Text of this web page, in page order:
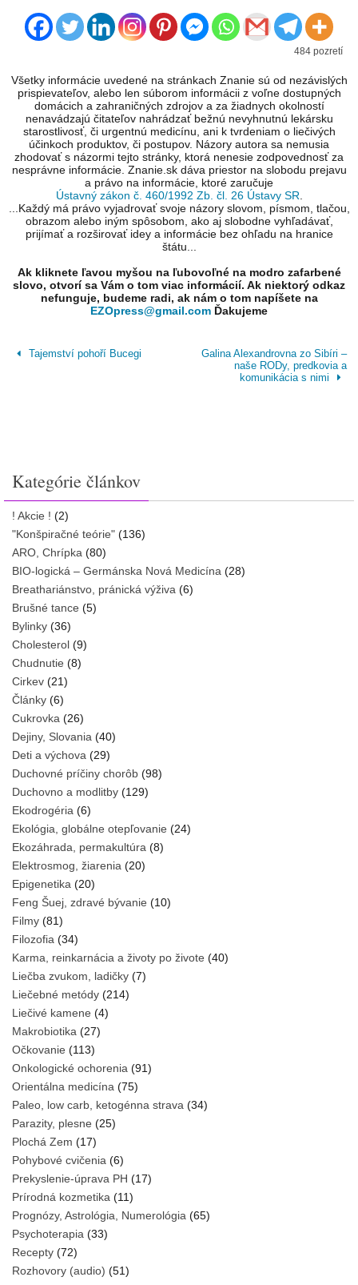
484 pozretí
Všetky informácie uvedené na stránkach Znanie sú od nezávislých
prispievateľov, alebo len súborom informácii z voľne dostupných
domácich a zahraničných zdrojov a za žiadnych okolností
nenavádzajú čitateľov nahrádzať bežnú nevyhnutnú lekársku
starostlivosť, či urgentnú medicínu, ani k tvrdeniam o liečivých
účinkoch produktov, či postupov. Názory autora sa nemusia
zhodovať s názormi tejto stránky, ktorá nenesie zodpovednosť za
nesprávne informácie. Znanie.sk dáva priestor na slobodu prejavu
a právo na informácie, ktoré zaručuje
Ústavný zákon č. 460/1992 Zb. čl. 26 Ústavy SR.
...Každý má právo vyjadrovať svoje názory slovom, písmom, tlačou,
obrazom alebo iným spôsobom, ako aj slobodne vyhľadávať,
prijímať a rozširovať idey a informácie bez ohľadu na hranice
štátu...
Ak kliknete ľavou myšou na ľubovoľné na modro zafarbené
slovo, otvorí sa Vám o tom viac informácií. Ak niektorý odkaz
nefunguje, budeme radi, ak nám o tom napíšete na
EZOpress@gmail.com Ďakujeme
Tajemství pohoří Bucegi
Galina Alexandrovna zo Sibíri –
naše RODy, predkovia a
komunikácia s nimi
Kategórie článkov
! Akcie ! (2)
"Konšpiračné teórie" (136)
ARO, Chrípka (80)
BIO-logická – Germánska Nová Medicína (28)
Breathariánstvo, pránická výživa (6)
Brušné tance (5)
Bylinky (36)
Cholesterol (9)
Chudnutie (8)
Cirkev (21)
Články (6)
Cukrovka (26)
Dejiny, Slovania (40)
Deti a výchova (29)
Duchovné príčiny chorôb (98)
Duchovno a modlitby (129)
Ekodrogéria (6)
Ekológia, globálne otepľovanie (24)
Ekozáhrada, permakultúra (8)
Elektrosmog, žiarenia (20)
Epigenetika (20)
Feng Šuej, zdravé bývanie (10)
Filmy (81)
Filozofia (34)
Karma, reinkarnácia a životy po živote (40)
Liečba zvukom, ladičky (7)
Liečebné metódy (214)
Liečivé kamene (4)
Makrobiotika (27)
Očkovanie (113)
Onkologické ochorenia (91)
Orientálna medicína (75)
Paleo, low carb, ketogénna strava (34)
Parazity, plesne (25)
Plochá Zem (17)
Pohybové cvičenia (6)
Prekyslenie-úprava PH (17)
Prírodná kozmetika (11)
Prognózy, Astrológia, Numerológia (65)
Psychoterapia (33)
Recepty (72)
Rozhovory (audio) (51)